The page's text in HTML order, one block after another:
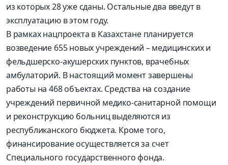
из которых 28 уже сданы. Остальные два введут в
эксплуатацию в этом году.
В рамках нацпроекта в Казахстане планируется
возведение 655 новых учреждений – медицинских и
фельдшерско-акушерских пунктов, врачебных
амбулаторий. В настоящий момент завершены
работы на 468 объектах. Средства на создание
учреждений первичной медико-санитарной помощи
и реконструкцию больниц выделяются из
республиканского бюджета. Кроме того,
финансирование осуществляется за счет
Специального государственного фонда.